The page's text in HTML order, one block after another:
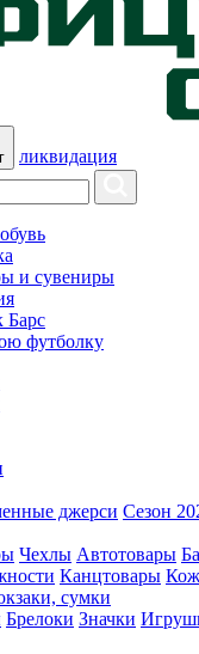
ликвидация
и сувениры
Барс
футболку
джерси Сезон
Чехлы Автотовары
Канцтовары
сумки
Брелоки Значки